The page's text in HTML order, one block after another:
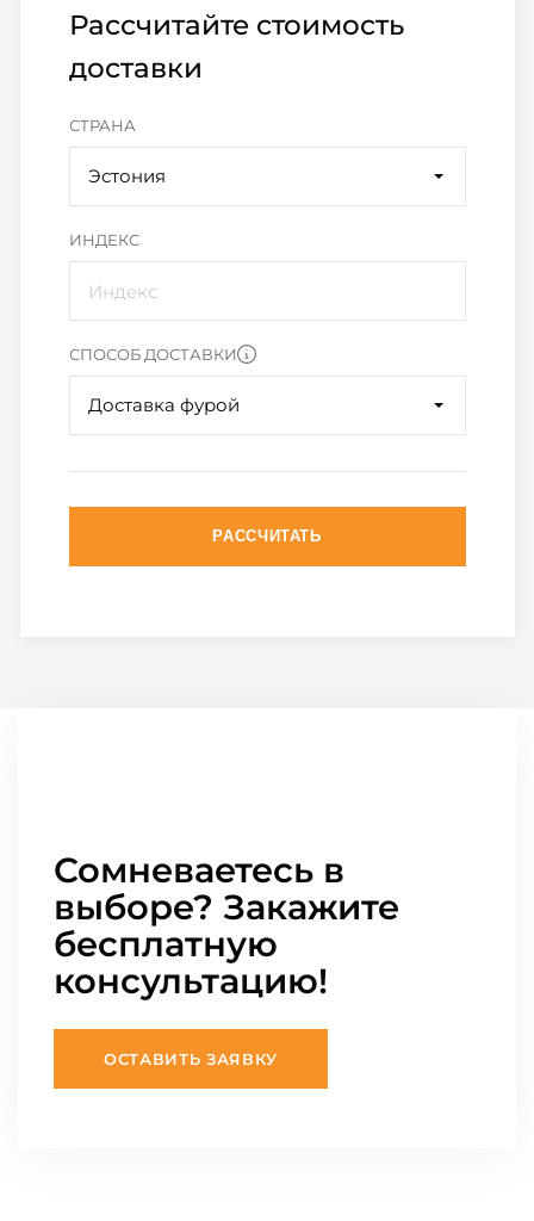
Рассчитайте стоимость
доставки
СТРАНА
Эстония
ИНДЕКС
СПОСОБ ДОСТАВКИ
Доставка фурой
РАССЧИТАТЬ
Сомневаетесь в
выборе? Закажите
бесплатную
консультацию!
ОСТАВИТЬ ЗАЯВКУ